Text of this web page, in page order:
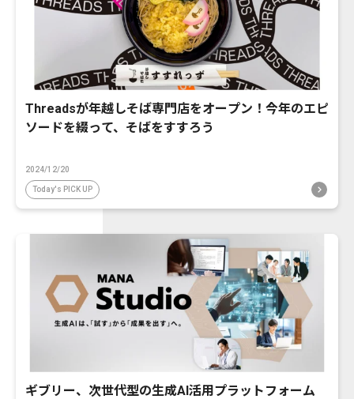
Threadsが年越しそば専門店をオープン！今年のエピ
ソードを綴って、そばをすすろう
2024/12/20
Today's PICK UP
ギブリー、次世代型の生成AI活用プラットフォーム